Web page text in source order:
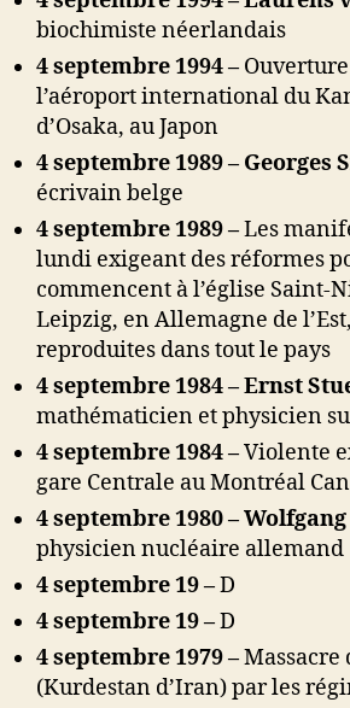
biochimiste néerlandais
4 septembre 1994 –
l’aéroport international du
d’Osaka, au Japon
4 septembre 1989 – Georges
écrivain belge
4 septembre 1989 –Les
lundi exigeant des réformes
commencent à l’église Saint-
Leipzig, en Allemagne de
reproduites dans tout le pays
4 septembre 1984 –Ernst
mathématicien et physicien
4 septembre 1984 –Violente
gare Centrale au Montréal
4 septembre 1980 –
physicien nucléaire allemand
4 septembre 19 –D
4 septembre 19 –D
4 septembre 1979 –Massacre
(Kurdestan d’Iran) par les